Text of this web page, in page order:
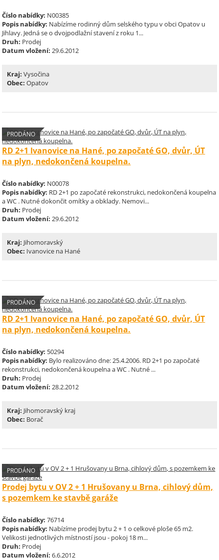
Číslo nabídky: N00385
Popis nabídky: Nabízíme rodinný dům selského typu v obci Opatov u
Jihlavy. Jedná se o dvojpodlažní stavení z roku 1...
Druh: Prodej
Datum vložení: 29.6.2012
Kraj: Vysočina
Obec: Opatov
PRODÁNO
RD 2+1 Ivanovice na Hané, po započaté GO, dvůr, ÚT
na plyn, nedokončená koupelna.
Číslo nabídky: N00078
Popis nabídky: RD 2+1 po započaté rekonstrukci, nedokončená koupelna
a WC . Nutné dokončit omítky a obklady. Nemovi...
Druh: Prodej
Datum vložení: 29.6.2012
Kraj: Jihomoravský
Obec: Ivanovice na Hané
PRODÁNO
RD 2+1 Ivanovice na Hané, po započaté GO, dvůr, ÚT
na plyn, nedokončená koupelna.
Číslo nabídky: 50294
Popis nabídky: Bylo realizováno dne: 25.4.2006. RD 2+1 po započaté
rekonstrukci, nedokončená koupelna a WC . Nutné ...
Druh: Prodej
Datum vložení: 28.2.2012
Kraj: Jihomoravský kraj
Obec: Borač
PRODÁNO
Prodej bytu v OV 2 + 1 Hrušovany u Brna, cihlový dům,
s pozemkem ke stavbě garáže
Číslo nabídky: 76714
Popis nabídky: Nabízíme prodej bytu 2 + 1 o celkové ploše 65 m2.
Velikosti jednotlivých místností jsou - pokoj 18 m...
Druh: Prodej
Datum vložení: 6.6.2012